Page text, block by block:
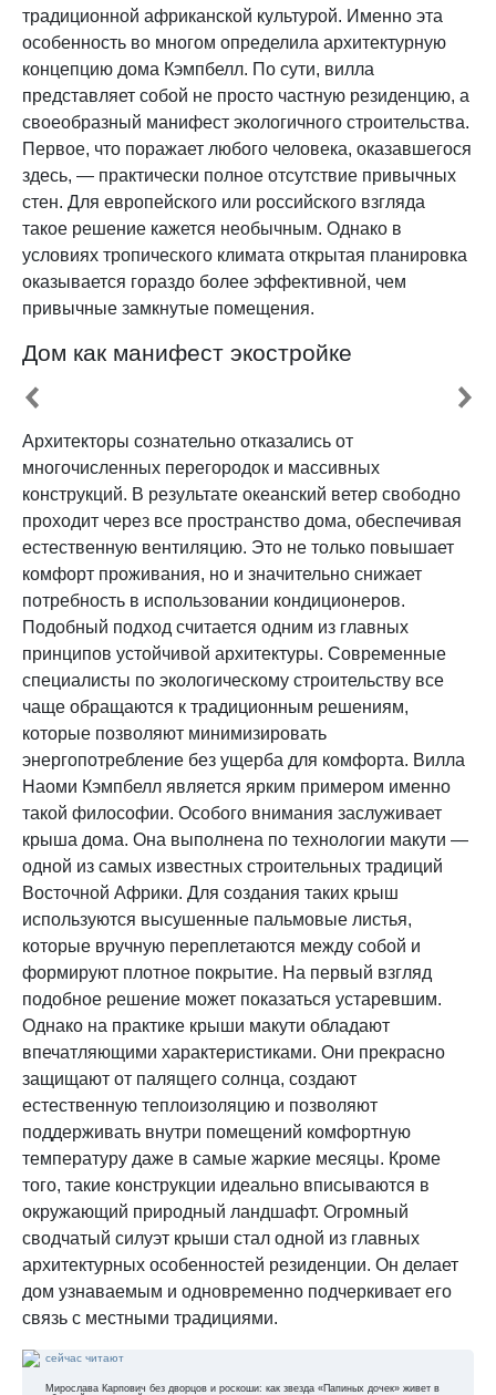
традиционной африканской культурой. Именно эта
особенность во многом определила архитектурную
концепцию дома Кэмпбелл. По сути, вилла
представляет собой не просто частную резиденцию, а
своеобразный манифест экологичного строительства.
Первое, что поражает любого человека, оказавшегося
здесь, — практически полное отсутствие привычных
стен. Для европейского или российского взгляда
такое решение кажется необычным. Однако в
условиях тропического климата открытая планировка
оказывается гораздо более эффективной, чем
привычные замкнутые помещения.
Дом как манифест экостройке
Архитекторы сознательно отказались от
многочисленных перегородок и массивных
конструкций. В результате океанский ветер свободно
проходит через все пространство дома, обеспечивая
естественную вентиляцию. Это не только повышает
комфорт проживания, но и значительно снижает
потребность в использовании кондиционеров.
Подобный подход считается одним из главных
принципов устойчивой архитектуры. Современные
специалисты по экологическому строительству все
чаще обращаются к традиционным решениям,
которые позволяют минимизировать
энергопотребление без ущерба для комфорта. Вилла
Наоми Кэмпбелл является ярким примером именно
такой философии. Особого внимания заслуживает
крыша дома. Она выполнена по технологии макути —
одной из самых известных строительных традиций
Восточной Африки. Для создания таких крыш
используются высушенные пальмовые листья,
которые вручную переплетаются между собой и
формируют плотное покрытие. На первый взгляд
подобное решение может показаться устаревшим.
Однако на практике крыши макути обладают
впечатляющими характеристиками. Они прекрасно
защищают от палящего солнца, создают
естественную теплоизоляцию и позволяют
поддерживать внутри помещений комфортную
температуру даже в самые жаркие месяцы. Кроме
того, такие конструкции идеально вписываются в
окружающий природный ландшафт. Огромный
сводчатый силуэт крыши стал одной из главных
архитектурных особенностей резиденции. Он делает
дом узнаваемым и одновременно подчеркивает его
связь с местными традициями.
сейчас читают
Мирослава Карпович без дворцов и роскоши: как звезда «Папиных дочек» живет в